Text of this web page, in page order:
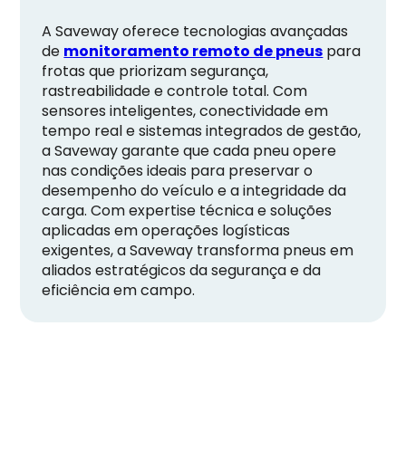
A Saveway oferece tecnologias avançadas
de monitoramento remoto de pneus para
frotas que priorizam segurança,
rastreabilidade e controle total. Com
sensores inteligentes, conectividade em
tempo real e sistemas integrados de gestão,
a Saveway garante que cada pneu opere
nas condições ideais para preservar o
desempenho do veículo e a integridade da
carga. Com expertise técnica e soluções
aplicadas em operações logísticas
exigentes, a Saveway transforma pneus em
aliados estratégicos da segurança e da
eficiência em campo.